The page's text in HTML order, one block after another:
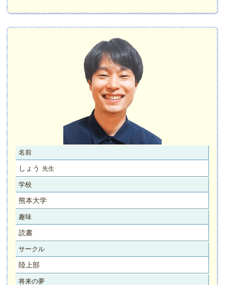
名前
しょう 先生
学校
熊本大学
趣味
読書
サークル
陸上部
将来の夢